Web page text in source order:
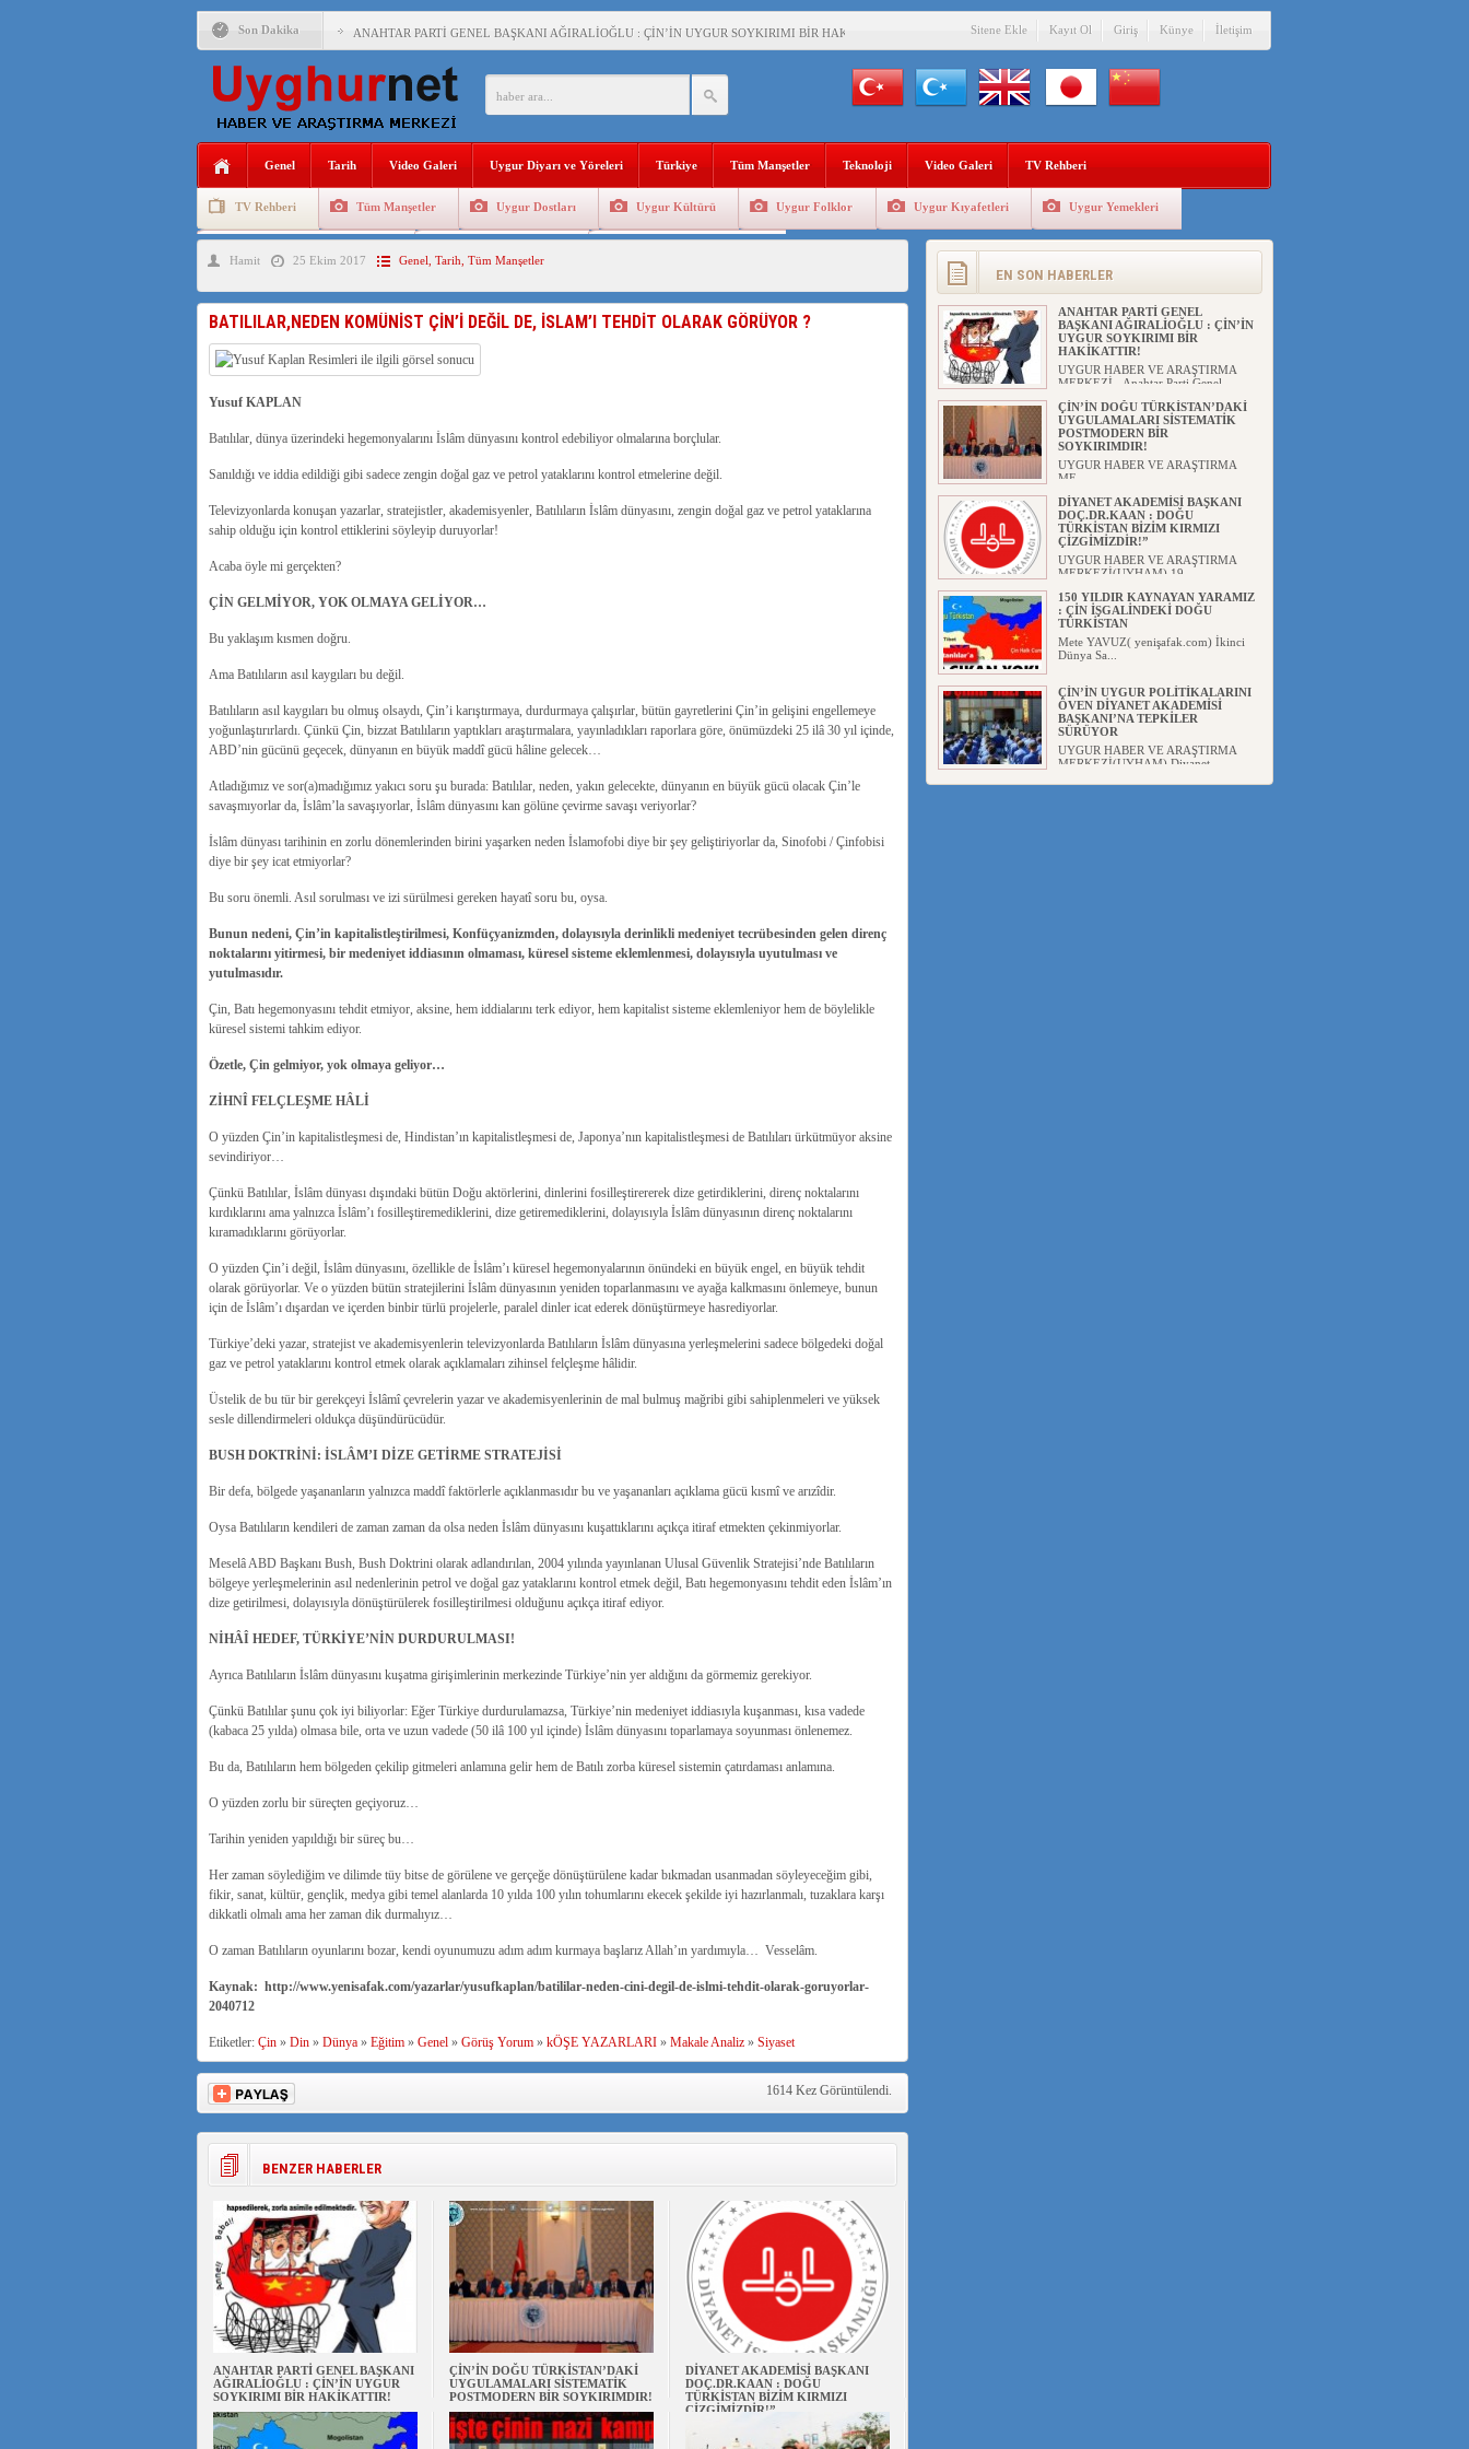
Son Dakika ANAHTAR PARTİ GENEL BAŞKANI AĞIRALİOĞLU : ÇİN’İN UYGUR SOYKIRIMI BİR HAKİKATTIR!
ÇİN’İN DOĞU TÜRKİSTAN’DAKİ UYGULAMALARI SİSTEMATİK POSTMODERN BİR SOYKIRIMDIR!
DİYANET AKADEMİSİ BAŞKANI DOÇ.DR.KAAN : DOĞU TÜRKİSTAN BİZİM KIRMIZI ÇİZGİMİZDİR!”
150 YILDIR KAYNAYAN YARAMIZ : ÇİN İŞGALİNDEKİ DOĞU TÜRKİSTAN
ÇİN’İN UYGUR POLİTİKALARINI ÖVEN DİYANET AKADEMİSİ BAŞKANI’NA TEPKİLER SÜRÜYOR
ÇİN’İN ANKARA BÜYÜKELÇİSİ JİANG’İN TRABZON ZİYARETİ
İŞGALCİ ÇİN’DEN “FETİHLER SULTANI MEHMET”DİZİSİNE GARİP SANSÜR VE HADSIZ İHTAR
İŞGALCİ ÇİN,DOĞU TÜRKİSTAN’DA EN AZ 143 BİN UYGUR ÇOCUĞU AİLELERİNDEN KOPARDI
Sitene Ekle Kayıt Ol Giriş Künye İletişim
Genel Tarih Video Galeri Uygur Diyarı ve Yöreleri Türkiye Tüm Manşetler Teknoloji Video Galeri TV Rehberi
TV Rehberi Tüm Manşetler Uygur Dostları Uygur Kültürü Uygur Folklor Uygur Kıyafetleri Uygur Yemekleri
Uygurlarda Düğün ve Cenaze
Hamit 25 Ekim 2017 Genel Tarih Tüm Manşetler
BATILILAR,NEDEN KOMÜNİST ÇİN’İ DEĞİL DE, İSLAM’I TEHDİT OLARAK GÖRÜYOR ?
Yusuf KAPLAN
Batılılar, dünya üzerindeki hegemonyalarını İslâm dünyasını kontrol edebiliyor olmalarına borçlular.
Sanıldığı ve iddia edildiği gibi sadece zengin doğal gaz ve petrol yataklarını kontrol etmelerine değil.
Televizyonlarda konuşan yazarlar, stratejistler, akademisyenler, Batılıların İslâm dünyasını, zengin doğal gaz ve petrol yataklarına
sahip olduğu için kontrol ettiklerini söyleyip duruyorlar!
Acaba öyle mi gerçekten?
ÇİN GELMİYOR, YOK OLMAYA GELİYOR…
Bu yaklaşım kısmen doğru.
Ama Batılıların asıl kaygıları bu değil.
Batılıların asıl kaygıları bu olmuş olsaydı, Çin’i karıştırmaya, durdurmaya çalışırlar, bütün gayretlerini Çin’in gelişini engellemeye
yoğunlaştırırlardı. Çünkü Çin, bizzat Batılıların yaptıkları araştırmalara, yayınladıkları raporlara göre, önümüzdeki 25 ilâ 30 yıl içinde,
ABD’nin gücünü geçecek, dünyanın en büyük maddî gücü hâline gelecek…
Atladığımız ve sor(a)madığımız yakıcı soru şu burada: Batılılar, neden, yakın gelecekte, dünyanın en büyük gücü olacak Çin’le
savaşmıyorlar da, İslâm’la savaşıyorlar, İslâm dünyasını kan gölüne çevirme savaşı veriyorlar?
İslâm dünyası tarihinin en zorlu dönemlerinden birini yaşarken neden İslamofobi diye bir şey geliştiriyorlar da, Sinofobi / Çinfobisi
diye bir şey icat etmiyorlar?
Bu soru önemli. Asıl sorulması ve izi sürülmesi gereken hayatî soru bu, oysa.
Bunun nedeni, Çin’in kapitalistleştirilmesi, Konfüçyanizmden, dolayısıyla derinlikli medeniyet tecrübesinden gelen direnç
noktalarını yitirmesi, bir medeniyet iddiasının olmaması, küresel sisteme eklemlenmesi, dolayısıyla uyutulması ve
yutulmasıdır.
Çin, Batı hegemonyasını tehdit etmiyor, aksine, hem iddialarını terk ediyor, hem kapitalist sisteme eklemleniyor hem de böylelikle
küresel sistemi tahkim ediyor.
Özetle, Çin gelmiyor, yok olmaya geliyor…
ZİHNÎ FELÇLEŞME HÂLİ
O yüzden Çin’in kapitalistleşmesi de, Hindistan’ın kapitalistleşmesi de, Japonya’nın kapitalistleşmesi de Batılıları ürkütmüyor aksine
sevindiriyor…
Çünkü Batılılar, İslâm dünyası dışındaki bütün Doğu aktörlerini, dinlerini fosilleştirererek dize getirdiklerini, direnç noktalarını
kırdıklarını ama yalnızca İslâm’ı fosilleştiremediklerini, dize getiremediklerini, dolayısıyla İslâm dünyasının direnç noktalarını
kıramadıklarını görüyorlar.
O yüzden Çin’i değil, İslâm dünyasını, özellikle de İslâm’ı küresel hegemonyalarının önündeki en büyük engel, en büyük tehdit
olarak görüyorlar. Ve o yüzden bütün stratejilerini İslâm dünyasının yeniden toparlanmasını ve ayağa kalkmasını önlemeye, bunun
için de İslâm’ı dışardan ve içerden binbir türlü projelerle, paralel dinler icat ederek dönüştürmeye hasrediyorlar.
Türkiye’deki yazar, stratejist ve akademisyenlerin televizyonlarda Batılıların İslâm dünyasına yerleşmelerini sadece bölgedeki doğal
gaz ve petrol yataklarını kontrol etmek olarak açıklamaları zihinsel felçleşme hâlidir.
Üstelik de bu tür bir gerekçeyi İslâmî çevrelerin yazar ve akademisyenlerinin de mal bulmuş mağribi gibi sahiplenmeleri ve yüksek
sesle dillendirmeleri oldukça düşündürücüdür.
BUSH DOKTRİNİ: İSLÂM’I DİZE GETİRME STRATEJİSİ
Bir defa, bölgede yaşananların yalnızca maddî faktörlerle açıklanmasıdır bu ve yaşananları açıklama gücü kısmî ve arızîdir.
Oysa Batılıların kendileri de zaman zaman da olsa neden İslâm dünyasını kuşattıklarını açıkça itiraf etmekten çekinmiyorlar.
Meselâ ABD Başkanı Bush, Bush Doktrini olarak adlandırılan, 2004 yılında yayınlanan Ulusal Güvenlik Stratejisi’nde Batılıların
bölgeye yerleşmelerinin asıl nedenlerinin petrol ve doğal gaz yataklarını kontrol etmek değil, Batı hegemonyasını tehdit eden İslâm’ın
dize getirilmesi, dolayısıyla dönüştürülerek fosilleştirilmesi olduğunu açıkça itiraf ediyor.
NİHÂÎ HEDEF, TÜRKİYE’NİN DURDURULMASI!
Ayrıca Batılıların İslâm dünyasını kuşatma girişimlerinin merkezinde Türkiye’nin yer aldığını da görmemiz gerekiyor.
Çünkü Batılılar şunu çok iyi biliyorlar: Eğer Türkiye durdurulamazsa, Türkiye’nin medeniyet iddiasıyla kuşanması, kısa vadede
(kabaca 25 yılda) olmasa bile, orta ve uzun vadede (50 ilâ 100 yıl içinde) İslâm dünyasını toparlamaya soyunması önlenemez.
Bu da, Batılıların hem bölgeden çekilip gitmeleri anlamına gelir hem de Batılı zorba küresel sistemin çatırdaması anlamına.
O yüzden zorlu bir süreçten geçiyoruz…
Tarihin yeniden yapıldığı bir süreç bu…
Her zaman söylediğim ve dilimde tüy bitse de görülene ve gerçeğe dönüştürülene kadar bıkmadan usanmadan söyleyeceğim gibi,
fikir, sanat, kültür, gençlik, medya gibi temel alanlarda 10 yılda 100 yılın tohumlarını ekecek şekilde iyi hazırlanmalı, tuzaklara karşı
dikkatli olmalı ama her zaman dik durmalıyız…
O zaman Batılıların oyunlarını bozar, kendi oyunumuzu adım adım kurmaya başlarız Allah’ın yardımıyla… Vesselâm.
Kaynak: http://www.yenisafak.com/yazarlar/yusufkaplan/batililar-neden-cini-degil-de-islmi-tehdit-olarak-goruyorlar-
2040712
Etiketler: Çin» Din» Dünya» Eğitim» Genel» Görüş Yorum» kÖŞE YAZARLARI» Makale Analiz» Siyaset
1614 Kez Görüntülendi.
BENZER HABERLER
ANAHTAR PARTİ GENEL BAŞKANI
AĞIRALİOĞLU : ÇİN’İN UYGUR
SOYKIRIMI BİR HAKİKATTIR!
ÇİN’İN DOĞU TÜRKİSTAN’DAKİ
UYGULAMALARI SİSTEMATİK
POSTMODERN BİR SOYKIRIMDIR!
DİYANET AKADEMİSİ BAŞKANI
DOÇ.DR.KAAN : DOĞU
TÜRKİSTAN BİZİM KIRMIZI
ÇİZGİMİZDİR!”
EN SON HABERLER
ANAHTAR PARTİ GENEL
BAŞKANI AĞIRALİOĞLU : ÇİN’İN
UYGUR SOYKIRIMI BİR
HAKİKATTIR!
UYGUR HABER VE ARAŞTIRMA
MERKEZİ Anahtar Parti Genel
ÇİN’İN DOĞU TÜRKİSTAN’DAKİ
UYGULAMALARI SİSTEMATİK
POSTMODERN BİR
SOYKIRIMDIR!
UYGUR HABER VE ARAŞTIRMA
ME...
DİYANET AKADEMİSİ BAŞKANI
DOÇ.DR.KAAN : DOĞU
TÜRKİSTAN BİZİM KIRMIZI
ÇİZGİMİZDİR!”
UYGUR HABER VE ARAŞTIRMA
MERKEZİ(UYHAM) 19...
150 YILDIR KAYNAYAN YARAMIZ
: ÇİN İŞGALİNDEKİ DOĞU
TÜRKİSTAN
Mete YAVUZ( yenişafak.com) İkinci
Dünya Sa...
ÇİN’İN UYGUR POLİTİKALARINI
ÖVEN DİYANET AKADEMİSİ
BAŞKANI’NA TEPKİLER
SÜRÜYOR
UYGUR HABER VE ARAŞTIRMA
MERKEZİ(UYHAM) Diyanet
MHP’DEN URUMÇİ KATLİAMI